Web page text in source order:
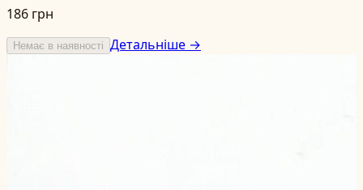
186 грн
Немає в наявності Детальніше →